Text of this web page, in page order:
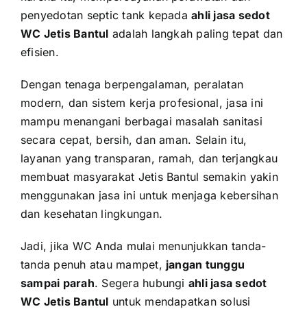
penyedotan septic tank kepadaahli jasa sedot
WC Jetis Bantul adalah langkah paling tepat dan
efisien.
Dengan tenaga berpengalaman, peralatan
modern, dan sistem kerja profesional, jasa ini
mampu menangani berbagai masalah sanitasi
secara cepat, bersih, dan aman. Selain itu,
layanan yang transparan, ramah, dan terjangkau
membuat masyarakat Jetis Bantul semakin yakin
menggunakan jasa ini untuk menjaga kebersihan
dan kesehatan lingkungan.
Jadi, jika WC Anda mulai menunjukkan tanda-
tanda penuh atau mampet, jangan tunggu
sampai parah. Segera hubungi ahli jasa sedot
WC Jetis Bantul untuk mendapatkan solusi